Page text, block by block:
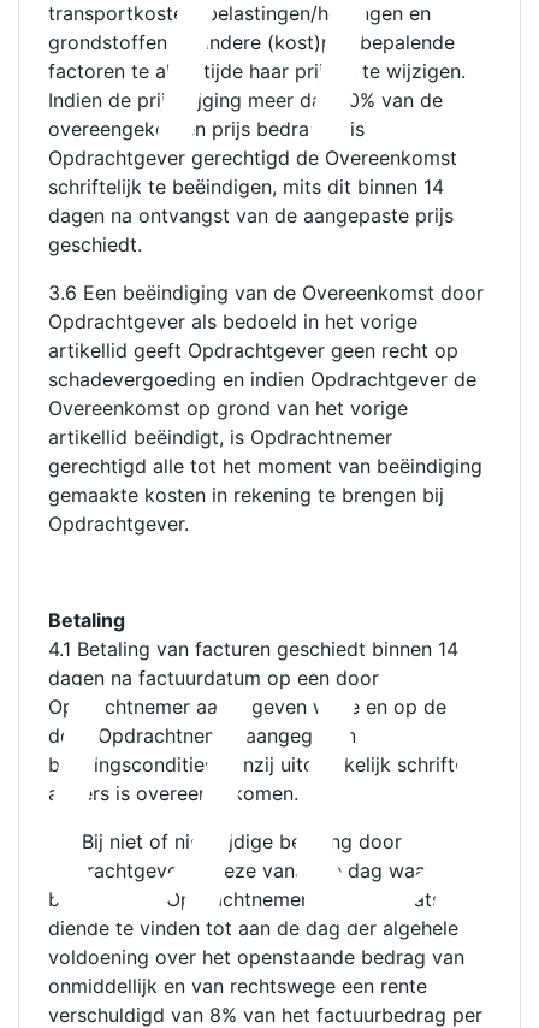
uu
transportkosten, belastingen/heffingen en
grondstoffen of andere (kost)prijsbepalende
factoren te allen tijde haar prijzen te wijzigen.
Indien de prijsstijging meer dan 10% van de
overeengekomen prijs bedraagt, is
Opdrachtgever gerechtigd de Overeenkomst
schriftelijk te beëindigen, mits dit binnen 14
dagen na ontvangst van de aangepaste prijs
geschiedt.
3.6 Een beëindiging van de Overeenkomst door
Opdrachtgever als bedoeld in het vorige
artikellid geeft Opdrachtgever geen recht op
schadevergoeding en indien Opdrachtgever de
Overeenkomst op grond van het vorige
artikellid beëindigt, is Opdrachtnemer
gerechtigd alle tot het moment van beëindiging
gemaakte kosten in rekening te brengen bij
Opdrachtgever.
Betaling
4.1 Betaling van facturen geschiedt binnen 14
dagen na factuurdatum op een door
Opdrachtnemer aangegeven wijze en op de
door Opdrachtnemer aangegeven
betalingscondities, tenzij uitdrukkelijk schriftelijk
anders is overeengekomen.
4.2 Bij niet of niet-tijdige betaling door
Opdrachtgever is deze vanaf de dag waarop
betaling aan Opdrachtnemer uiterlijk plaats
diende te vinden tot aan de dag der algehele
voldoening over het openstaande bedrag van
onmiddellijk en van rechtswege een rente
verschuldigd van 8% van het factuurbedrag per